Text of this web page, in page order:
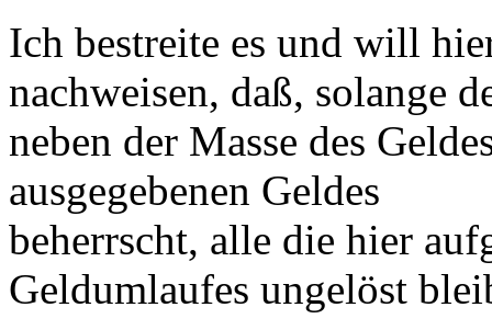
Ich bestreite es und will
nachweisen, daß, solange
neben der Masse des
ausgegebenen Geldes
beherrscht, alle die hier
Geldumlaufes ungelöst